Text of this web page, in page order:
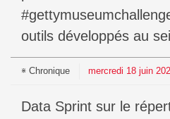
outils développés au
Chronique mercredi 18 juin
Data Sprint sur le répertoire publicitaire du